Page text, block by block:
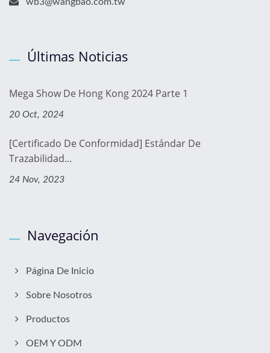
Últimas Noticias
Mega Show De Hong Kong 2024 Parte 1
20 Oct, 2024
[Certificado De Conformidad] Estándar De
Trazabilidad...
24 Nov, 2023
Navegación
Página De Inicio
Sobre Nosotros
Productos
OEM Y ODM